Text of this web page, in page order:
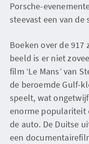
Porsche-
steevast een van de
Boeken over de 917
beeld is er niet
film ‘Le Mans’ van
de beroemde Gulf-
speelt, wat
enorme populariteit
de auto. De Duitse
een